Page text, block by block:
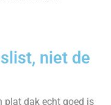
niet de
plat dak echt goed is